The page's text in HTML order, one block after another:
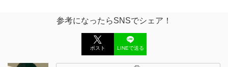
参考になったらSNSでシェア！
ポスト LINEで送る